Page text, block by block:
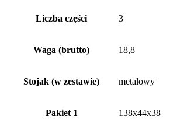
Liczba części 3
Waga (brutto) 18,8
Stojak (w zestawie) metalowy
Pakiet 1 138x44x38